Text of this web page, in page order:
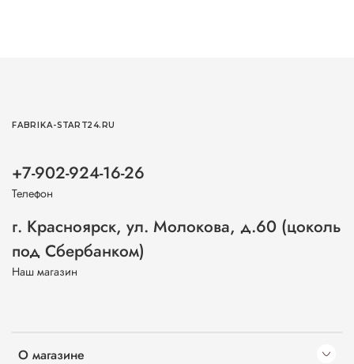
О магазине
FABRIKA-START24.RU
+7-902-924-16-26
Телефон
г. Красноярск, ул. Молокова, д.60 (цоколь
под Сбербанком)
Наш магазин